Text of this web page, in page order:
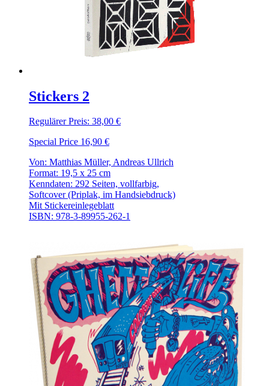
Stickers 2
Regulärer Preis: 38,00 €
Special Price 16,90 €
Von: Matthias Müller, Andreas Ullrich
Format: 19,5 x 25 cm
Kenndaten: 292 Seiten, vollfarbig,
Softcover (Priplak, im Handsiebdruck)
Mit Stickereinlegeblatt
ISBN: 978-3-89955-262-1